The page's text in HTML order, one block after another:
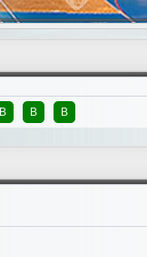
В В В